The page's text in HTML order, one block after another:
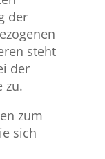
der
steht
der
zu.
zum
sich